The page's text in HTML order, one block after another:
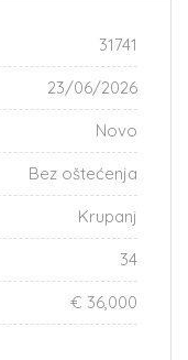
31741
23/06/2026
Novo
Bez oštećenja
Krupanj
34
€ 36,000